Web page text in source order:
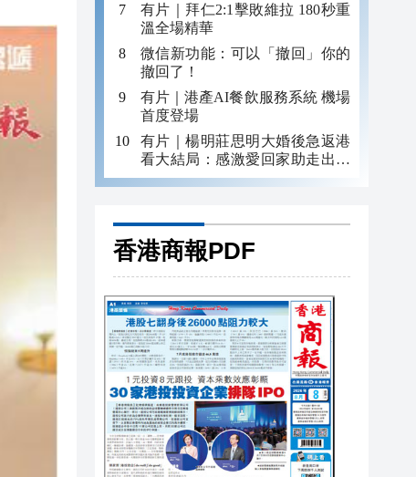
有片｜拜仁2:1擊敗維拉 180秒重
溫全場精華
微信新功能：可以「撤回」你的
撤回了！
有片｜港產AI餐飲服務系統 機場
首度登場
有片｜楊明莊思明大婚後急返港
看大結局：感激愛回家助走出低
谷 不捨大家庭
香港商報PDF